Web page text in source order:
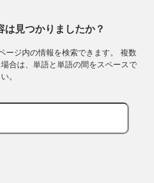
は見つかりましたか？
ージ内の情報を検索できます。 複数
合は、単語と単語の間をスペースで
。